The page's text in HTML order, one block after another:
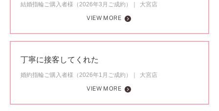
結婚指輪ご購入者様（2026年3月ご成約）
大宮店
VIEW MORE
丁寧に接客してくれた
婚約指輪ご購入者様（2026年1月ご成約）
大宮店
VIEW MORE